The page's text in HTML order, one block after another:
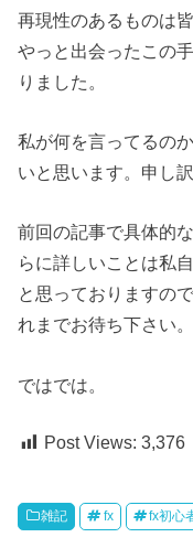
再現性のあるものは
やっと出会ったこの
りました。
私が何を言ってるの
いと思います。申し
前回の記事で具体的
らに詳しいことは私
と思っておりますの
れまでお待ち下さい。
ではでは。
Post Views: 3,376
雑記 fx fx初心